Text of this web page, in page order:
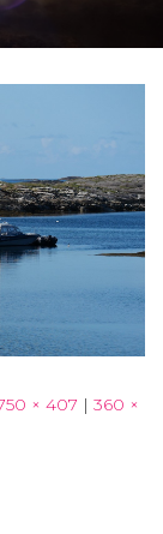
× 407 | 360 ×